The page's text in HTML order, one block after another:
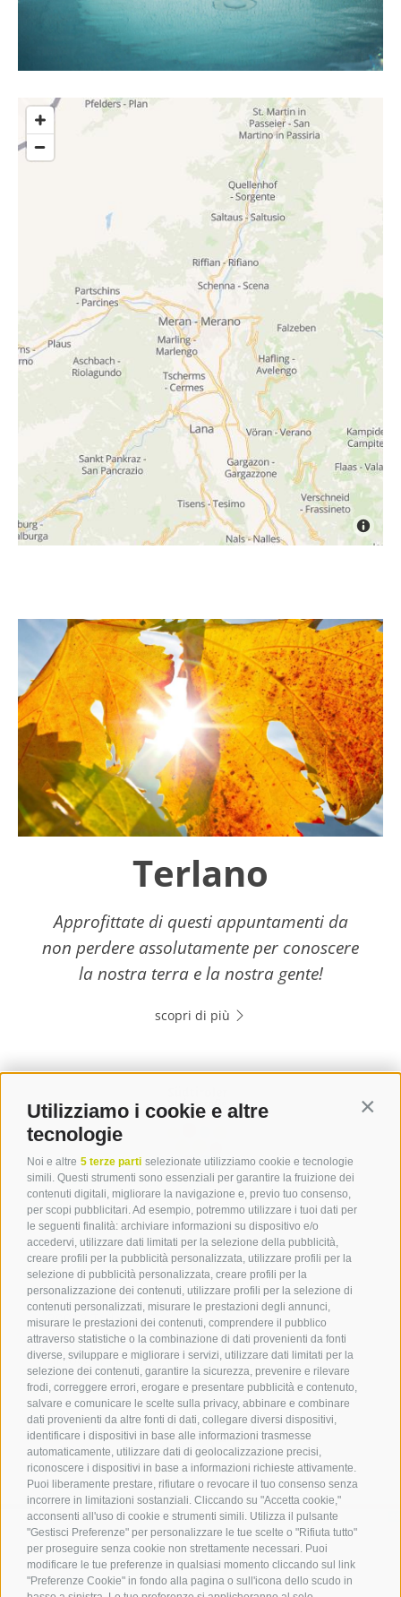
Utilizziamo i cookie e altre
tecnologie
Noi e altre 5 terze parti selezionate utilizziamo cookie e tecnologie
simili. Questi strumenti sono essenziali per garantire la fruizione dei
contenuti digitali, migliorare la navigazione e, previo tuo consenso,
per scopi pubblicitari. Ad esempio, potremmo utilizzare i tuoi dati per
le seguenti finalità: archiviare informazioni su dispositivo e/o
accedervi, utilizzare dati limitati per la selezione della pubblicità,
creare profili per la pubblicità personalizzata, utilizzare profili per la
selezione di pubblicità personalizzata, creare profili per la
personalizzazione dei contenuti, utilizzare profili per la selezione di
contenuti personalizzati, misurare le prestazioni degli annunci,
misurare le prestazioni dei contenuti, comprendere il pubblico
attraverso statistiche o la combinazione di dati provenienti da fonti
diverse, sviluppare e migliorare i servizi, utilizzare dati limitati per la
selezione dei contenuti, garantire la sicurezza, prevenire e rilevare
frodi, correggere errori, erogare e presentare pubblicità e contenuto,
salvare e comunicare le scelte sulla privacy, abbinare e combinare
dati provenienti da altre fonti di dati, collegare diversi dispositivi,
identificare i dispositivi in base alle informazioni trasmesse
automaticamente, utilizzare dati di geolocalizzazione precisi,
riconoscere i dispositivi in base a informazioni richieste attivamente.
Puoi liberamente prestare, rifiutare o revocare il tuo consenso senza
incorrere in limitazioni sostanziali. Cliccando su "Accetta cookie,"
acconsenti all'uso di cookie e strumenti simili. Utilizza il pulsante
"Gestisci Preferenze" per personalizzare le tue scelte o "Rifiuta tutto"
per proseguire senza cookie non strettamente necessari. Puoi
modificare le tue preferenze in qualsiasi momento cliccando sul link
"Preferenze Cookie" in fondo alla pagina o sull'icona dello scudo in
Terlano
Approfittate di questi appuntamenti da
non perdere assolutamente per conoscere
la nostra terra e la nostra gente!
scopri di più
Contatto
Associazione Turistica
Terlano
P.zza Dott. Weiser 2
39018 Terlano BZ
Tel. 0471 257 165
info@terlan.info
ARRIVO